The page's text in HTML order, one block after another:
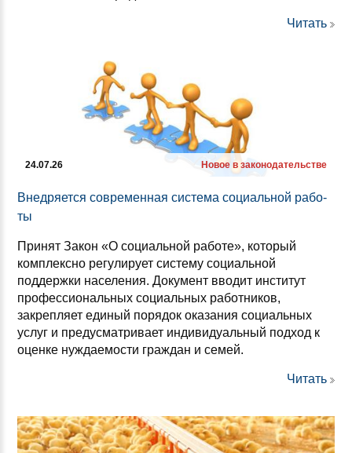
Читать
24.07.26 Новое в законодательстве
Внед­ря­ет­ся сов­ре­мен­ная сис­те­ма со­ци­аль­ной ра­бо­
ты
Принят Закон «О социальной работе», который
комплексно регулирует систему социальной
поддержки населения. Документ вводит институт
профессиональных социальных работников,
закрепляет единый порядок оказания социальных
услуг и предусматривает индивидуальный подход к
оценке нуждаемости граждан и семей.
Читать